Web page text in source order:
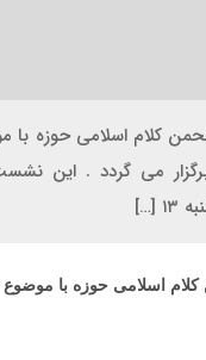
کلام اسلامی حوزه با
و انتخاب هیئت‌مدیره و بازرسان جدید» در شهریورماه
اسلامی حوزه با موضوع